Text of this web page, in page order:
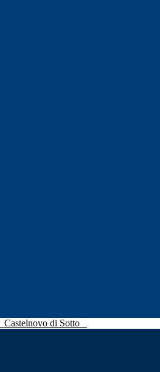
Castelnovo di Sotto